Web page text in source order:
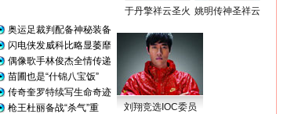
于丹擎祥云圣火 姚明传神圣祥云
奥运足裁判配备神秘装备
闪电侠发威科比略显萎靡
偶像歌手林俊杰全情传递
苗圃也是“什锦八宝饭”
传奇奎罗特续写生命奇迹
枪王杜丽备战“杀气”重
刘翔竞选IOC委员